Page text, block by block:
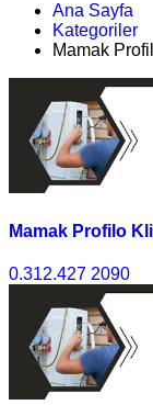
Ana Sayfa
Kategoriler
Mamak
Mamak Profilo
0.312.427 2090